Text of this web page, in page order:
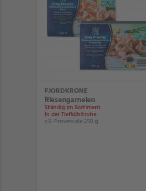
FJORDKRONE
Riesengarnelen
Ständig im Sortiment
In der Tiefkühltruhe
z.B. Provencale 250 g